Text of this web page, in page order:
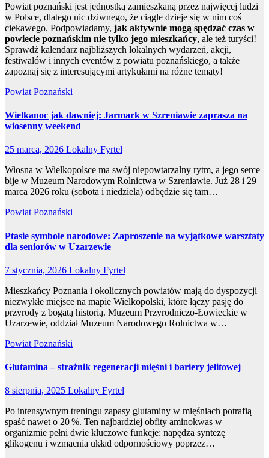
Powiat poznański jest jednostką zamieszkaną przez najwięcej ludzi
w Polsce, dlatego nic dziwnego, że ciągle dzieje się w nim coś
ciekawego. Podpowiadamy, jak aktywnie mogą spędzać czas w
powiecie poznańskim nie tylko jego mieszkańcy, ale też turyści!
Sprawdź kalendarz najbliższych lokalnych wydarzeń, akcji,
festiwalów i innych eventów z powiatu poznańskiego, a także
zapoznaj się z interesującymi artykułami na różne tematy!
Powiat Poznański
Wielkanoc jak dawniej: Jarmark w Szreniawie zaprasza na
wiosenny weekend
25 marca, 2026 Lokalny Fyrtel
Wiosna w Wielkopolsce ma swój niepowtarzalny rytm, a jego serce
bije w Muzeum Narodowym Rolnictwa w Szreniawie. Już 28 i 29
marca 2026 roku (sobota i niedziela) odbędzie się tam…
Powiat Poznański
Ptasie symbole narodowe: Zaproszenie na wyjątkowe warsztaty
dla seniorów w Uzarzewie
7 stycznia, 2026 Lokalny Fyrtel
Mieszkańcy Poznania i okolicznych powiatów mają do dyspozycji
niezwykłe miejsce na mapie Wielkopolski, które łączy pasję do
przyrody z bogatą historią. Muzeum Przyrodniczo-Łowieckie w
Uzarzewie, oddział Muzeum Narodowego Rolnictwa w…
Powiat Poznański
Glutamina – strażnik regeneracji mięśni i bariery jelitowej
8 sierpnia, 2025 Lokalny Fyrtel
Po intensywnym treningu zapasy glutaminy w mięśniach potrafią
spaść nawet o 20 %. Ten najbardziej obfity aminokwas w
organizmie pełni dwie kluczowe funkcje: napędza syntezę
glikogenu i wzmacnia układ odpornościowy poprzez…